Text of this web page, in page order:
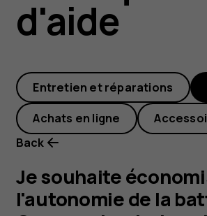
de
la
batterie.
Comment
puis-
d'aide
Entretien et réparations
Achats en ligne
Back
Je souhaite
l'autonomie de la